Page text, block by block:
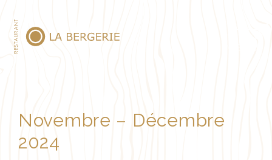
Novembre – Décembre
2024